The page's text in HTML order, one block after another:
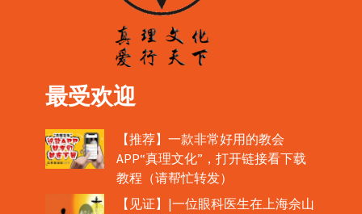
最受欢迎
【推荐】一款非常好用的教会
APP“真理文化”，打开链接看下载
教程（请帮忙转发）
【见证】|一位眼科医生在上海佘山